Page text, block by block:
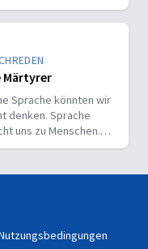
Märtyrer
Sprache könnten wir
denken. Sprache
uns zu Menschen.
kommuniziert oft durch